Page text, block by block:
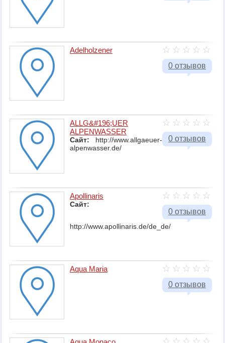
0 отзывов
Adelholzener
0 отзывов
ALLG&#196;UER
ALPENWASSER
Сайт:
http://www.allgaeuer-
alpenwasser.de/
0 отзывов
Apollinaris
Сайт:
http://www.apollinaris.de/de_de/
0 отзывов
Aqua Maria